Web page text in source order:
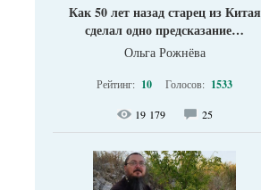
Как 50 лет назад старец из Китая
сделал одно предсказание…
Ольга Рожнёва
Рейтинг: 10 Голосов: 1533
19 179 25